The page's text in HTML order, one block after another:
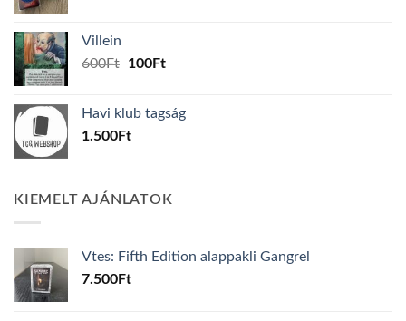
Villein
600Ft
Original
600Ft.
100FtCurrent
100Ft.
Havi klub tagság
1.500Ft
KIEMELT AJÁNLATOK
Vtes: Fifth Edition alappakli Gangrel
7.500Ft